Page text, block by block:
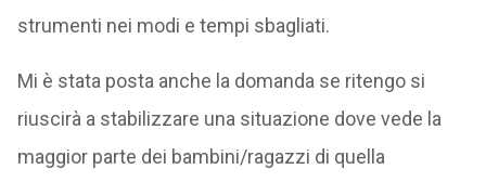
strumenti nei modi e tempi sbagliati.
Mi è stata posta anche la domanda se ritengo si
riuscirà a stabilizzare una situazione dove vede la
maggior parte dei bambini/ragazzi di quella